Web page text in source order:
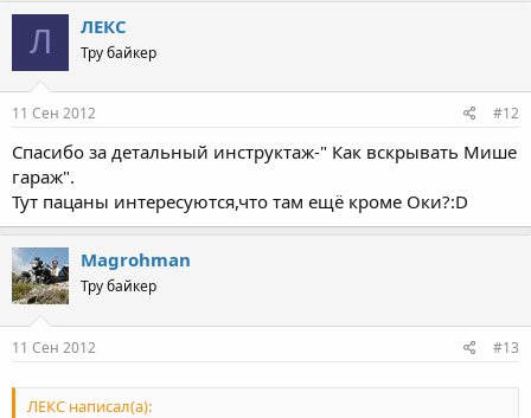
Л ЛЕКС
Тру байкер
11 Сен 2012 #12
Спасибо за детальный инструктаж-" Как вскрывать Мише
гараж".
Тут пацаны интересуются,что там ещё кроме Оки?:D
Magrohman
Тру байкер
11 Сен 2012 #13
ЛЕКС написал(а):